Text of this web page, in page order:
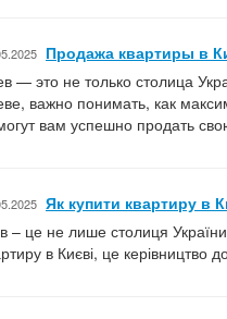
Продажа квартиры в
— это не только столица
важно понимать, как
вам успешно продать
Як купити квартиру в
– це не лише столиця
в Києві, це керівництво